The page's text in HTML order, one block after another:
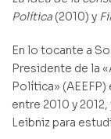
Política (2010) y
En lo tocante a
Presidente de la
Política» (AEEFP)
entre 2010 y
Leibniz para